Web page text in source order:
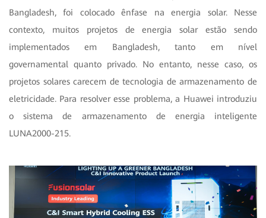
Bangladesh, foi colocado ênfase na energia solar. Nesse
contexto, muitos projetos de energia solar estão sendo
implementados em Bangladesh, tanto em nível
governamental quanto privado. No entanto, nesse caso, os
projetos solares carecem de tecnologia de armazenamento de
eletricidade. Para resolver esse problema, a Huawei introduziu
o sistema de armazenamento de energia inteligente
LUNA2000-215.